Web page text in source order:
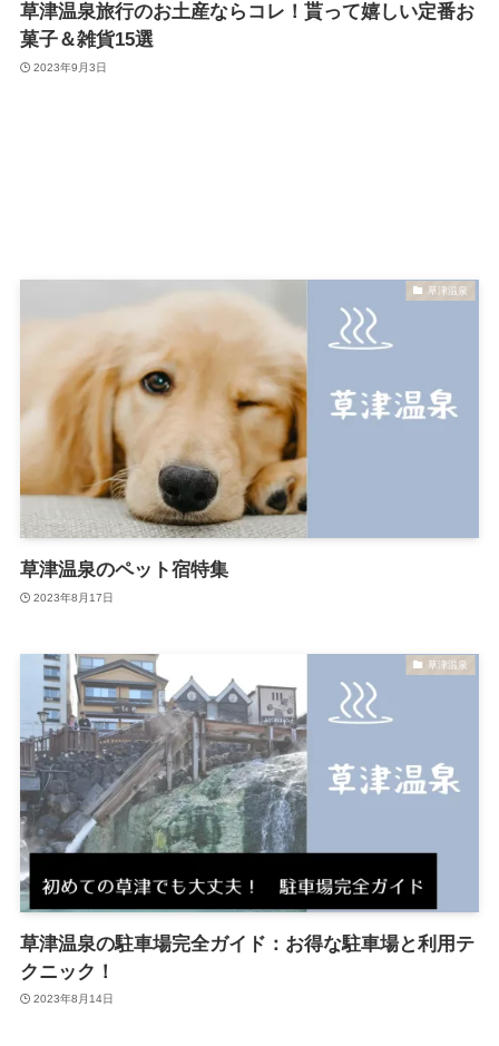
草津温泉旅行のお土産ならコレ！貰って嬉しい定番お
菓子＆雑貨15選
2023年9月3日
草津温泉
草津温泉のペット宿特集
2023年8月17日
草津温泉
草津温泉の駐車場完全ガイド：お得な駐車場と利用テ
クニック！
2023年8月14日